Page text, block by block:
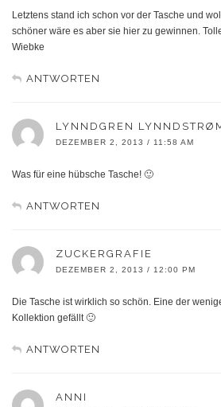
Letztens stand ich schon vor der Tasche und
schöner wäre es aber sie hier zu gewinnen.
Wiebke
ANTWORTEN
LYNNDGREN
DEZEMBER 2, 2013 / 11:58 AM
Was für eine hübsche Tasche! 🙂
ANTWORTEN
ZUCKERGRAFIE
DEZEMBER 2, 2013 / 12:00 PM
Die Tasche ist wirklich so schön. Eine der
Kollektion gefällt 🙂
ANTWORTEN
ANNI